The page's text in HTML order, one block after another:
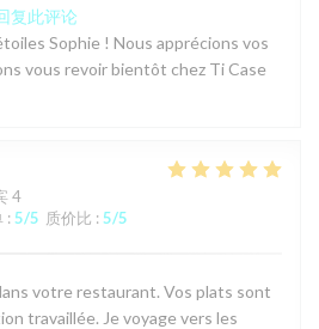
复此评论
Sophie ! Nous apprécions vos
vous revoir bientôt chez Ti Case
4
: 5/5 质价比 : 5/5
votre restaurant. Vos plats sont
travaillée. Je voyage vers les